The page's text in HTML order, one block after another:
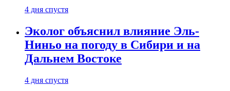
4 дня спустя
Эколог объяснил влияние Эль-
Ниньо на погоду в Сибири и на
Дальнем Востоке
4 дня спустя